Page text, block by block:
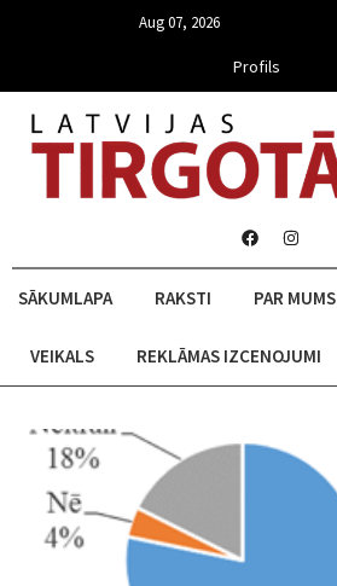
Aug 07, 2026
Profils
SĀKUMLAPA RAKSTI PAR MUMS
VEIKALS REKLĀMAS IZCENOJUMI